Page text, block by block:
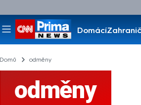
Domácí
Pořady
Domů odměny
odměny